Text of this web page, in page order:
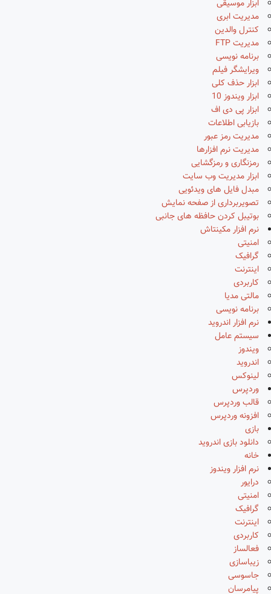
ابزار موسیقی
مدیریت ابری
کنترل والدین
مدیریت FTP
برنامه نویسی
ویرایشگر فیلم
ابزار حذف کلی
ابزار ویندوز 10
ابزار پی دی اف
بازیابی اطلاعات
مدیریت رمز عبور
مدیریت نرم افزارها
رمزنگاری و رمزگشایی
ابزار مدیریت وب سایت
مبدل فایل های ویدئویی
تصویربرداری از صفحه نمایش
بوتیبل کردن حافظه های جانبی
نرم افزار مکینتاش
امنیتی
گرافیک
اینترنت
کاربردی
مالتی مدیا
برنامه نویسی
نرم افزار اندروید
سیستم عامل
ویندوز
اندروید
لینوکس
وردپرس
قالب وردپرس
افزونه وردپرس
بازی
دانلود بازی اندروید
خانه
نرم افزار ویندوز
درایور
امنیتی
گرافیک
اینترنت
کاربردی
فعالساز
زیباسازی
جاسوسی
پیامرسان